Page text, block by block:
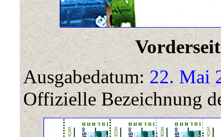
Ausgabedatum:22. Mai
Offizielle Bezeichnung